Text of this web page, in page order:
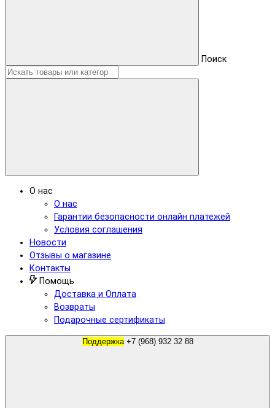
Поиск
О нас
О нас
Гарантии безопасности онлайн платежей
Условия соглашения
Новости
Отзывы о магазине
Контакты
Помощь
Доставка и Оплата
Возвраты
Подарочные сертификаты
Поддержка +7 (968) 932 32 88